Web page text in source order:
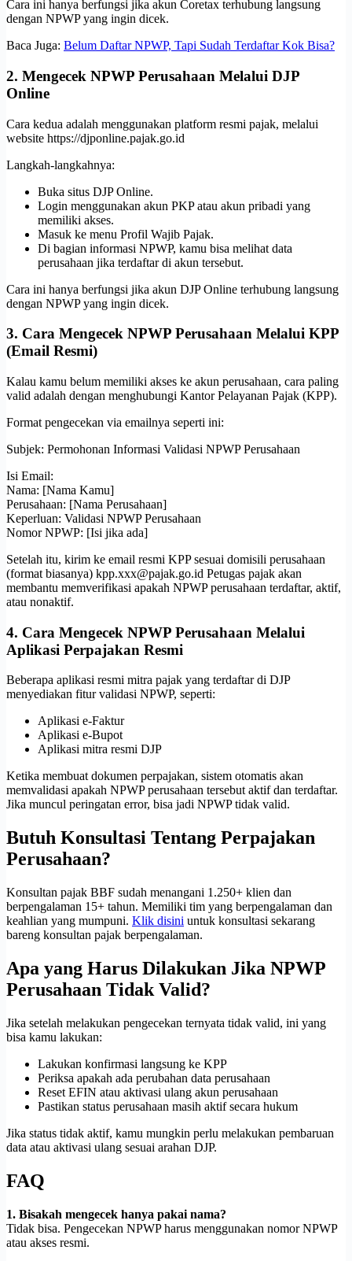
Cara ini hanya berfungsi jika akun Coretax terhubung langsung
dengan NPWP yang ingin dicek.
Baca Juga: Belum Daftar NPWP, Tapi Sudah Terdaftar Kok Bisa?
2. Mengecek NPWP Perusahaan Melalui DJP
Online
Cara kedua adalah menggunakan platform resmi pajak, melalui
website https://djponline.pajak.go.id
Langkah-langkahnya:
Buka situs DJP Online.
Login menggunakan akun PKP atau akun pribadi yang
memiliki akses.
Masuk ke menu Profil Wajib Pajak.
Di bagian informasi NPWP, kamu bisa melihat data
perusahaan jika terdaftar di akun tersebut.
Cara ini hanya berfungsi jika akun DJP Online terhubung langsung
dengan NPWP yang ingin dicek.
3. Cara Mengecek NPWP Perusahaan Melalui KPP
(Email Resmi)
Kalau kamu belum memiliki akses ke akun perusahaan, cara paling
valid adalah dengan menghubungi Kantor Pelayanan Pajak (KPP).
Format pengecekan via emailnya seperti ini:
Subjek: Permohonan Informasi Validasi NPWP Perusahaan
Isi Email:
Nama: [Nama Kamu]
Perusahaan: [Nama Perusahaan]
Keperluan: Validasi NPWP Perusahaan
Nomor NPWP: [Isi jika ada]
Setelah itu, kirim ke email resmi KPP sesuai domisili perusahaan
(format biasanya) kpp.xxx@pajak.go.id Petugas pajak akan
membantu memverifikasi apakah NPWP perusahaan terdaftar, aktif,
atau nonaktif.
4. Cara Mengecek NPWP Perusahaan Melalui
Aplikasi Perpajakan Resmi
Beberapa aplikasi resmi mitra pajak yang terdaftar di DJP
menyediakan fitur validasi NPWP, seperti:
Aplikasi e-Faktur
Aplikasi e-Bupot
Aplikasi mitra resmi DJP
Ketika membuat dokumen perpajakan, sistem otomatis akan
memvalidasi apakah NPWP perusahaan tersebut aktif dan terdaftar.
Jika muncul peringatan error, bisa jadi NPWP tidak valid.
Butuh Konsultasi Tentang Perpajakan
Perusahaan?
Konsultan pajak BBF sudah menangani 1.250+ klien dan
berpengalaman 15+ tahun. Memiliki tim yang berpengalaman dan
keahlian yang mumpuni. Klik disini untuk konsultasi sekarang
bareng konsultan pajak berpengalaman.
Apa yang Harus Dilakukan Jika NPWP
Perusahaan Tidak Valid?
Jika setelah melakukan pengecekan ternyata tidak valid, ini yang
bisa kamu lakukan:
Lakukan konfirmasi langsung ke KPP
Periksa apakah ada perubahan data perusahaan
Reset EFIN atau aktivasi ulang akun perusahaan
Pastikan status perusahaan masih aktif secara hukum
Jika status tidak aktif, kamu mungkin perlu melakukan pembaruan
data atau aktivasi ulang sesuai arahan DJP.
FAQ
1. Bisakah mengecek hanya pakai nama?
Tidak bisa. Pengecekan NPWP harus menggunakan nomor NPWP
atau akses resmi.